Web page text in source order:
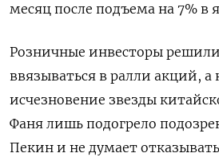
месяц после подъема на 7% в
Розничные инвесторы решили
ввязываться в ралли акций, а
исчезновение звезды
Фаня лишь подогрело
Пекин и не думает